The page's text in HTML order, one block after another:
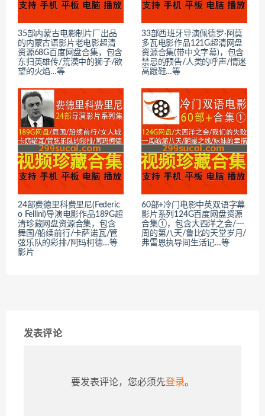
35部内蒙古电影制片厂出品
的内蒙古语影片老电影超清
资源68G百度网盘合集，包含
东归英雄传/荒漠中的狮子/欲
望的火焰…等
33部西班牙导演佩德罗·阿莫
多瓦电影作品121G超清网盘
资源合集(带中文字幕)，包含
禁忌的预告/人类的呼声/情迷
高跟鞋…等
24部费德里科费里尼(Federic
o Fellini)导演电影作品189G超
清珍藏网盘资源合集，包含
舞国/船续前行/卡萨诺瓦/管
弦乐队的彩排/阿玛柯德…等
影片
60部+冷门电影中英双语字幕
影片系列124G百度网盘资源
合集①，包含大西洋之会/一
周的第八天/鲁比的天堂岁月/
弗雷恩执导间生活记…等
发表评论
要发表评论，您必须先登录。